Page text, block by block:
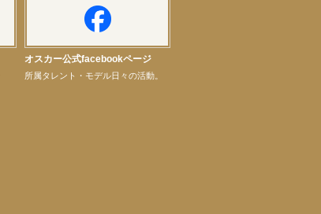
オスカー公式facebookページ
所属タレント・モデル日々の活動。